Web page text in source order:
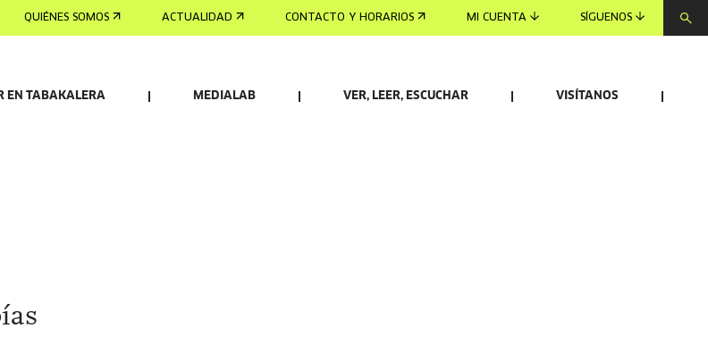
QUIÉNES SOMOS ACTUALIDAD CONTACTO Y HORARIOS MI CUENTA SÍGUENOS
EN TABAKALERA MEDIALAB VER, LEER, ESCUCHAR VISÍTANOS